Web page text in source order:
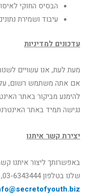
הבסיס החוקי
עיבוד ושמירת
עדכונים למדיניות
מעת לעת, אנו עשויים
אם אתה משתמש רשום, על
להימנע מביקור באתר
נגישה תמיד באתר
יצירת קשר איתנו
באפשרותך ליצור איתנו
שלנו בטלפון 03-6343444, או בפקס במספר 03-5534094, ובדואר אלקטרוני בכתובת